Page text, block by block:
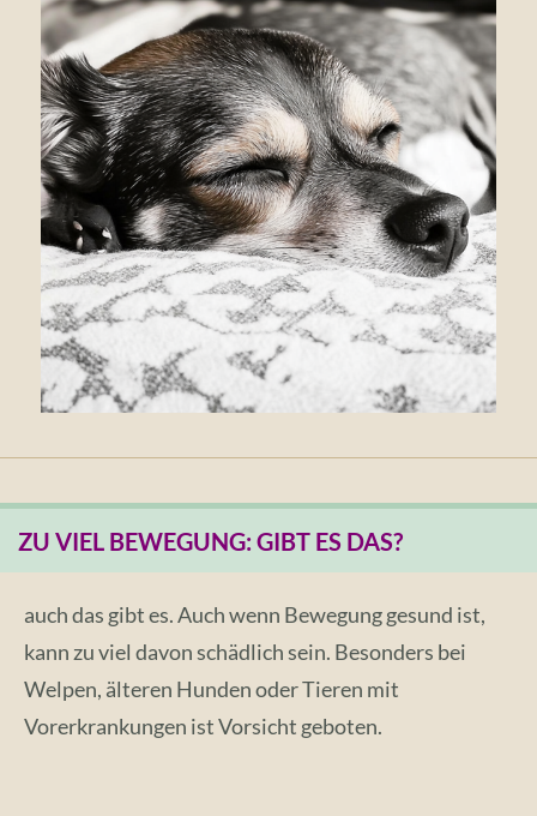
ZU VIEL BEWEGUNG: GIBT ES DAS?
auch das gibt es.Auch wenn Bewegung gesund ist,
kann zu viel davon schädlich sein. Besonders bei
Welpen, älteren Hunden oder Tieren mit
Vorerkrankungen ist Vorsicht geboten.